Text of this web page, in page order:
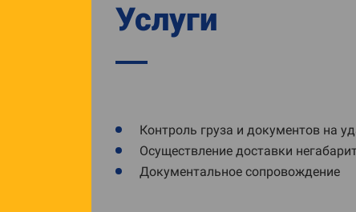
Услуги
Контроль груза и документов на
Осуществление доставки
Документальное сопровождение